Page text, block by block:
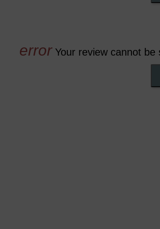
Your review cannot be